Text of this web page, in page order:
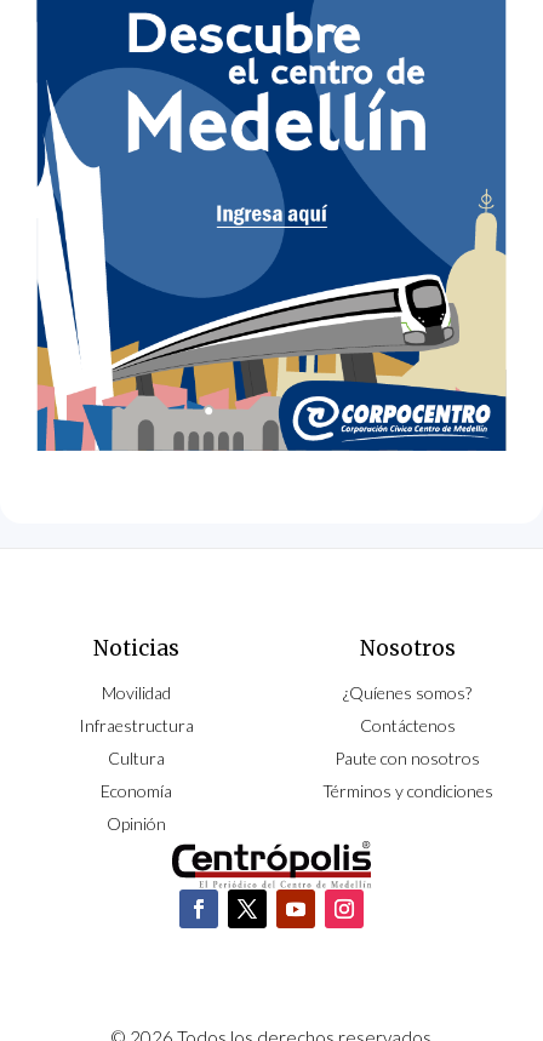
Noticias
Movilidad
Infraestructura
Cultura
Economía
Opinión
Nosotros
¿Quíenes somos?
Contáctenos
Paute con nosotros
Términos y condiciones